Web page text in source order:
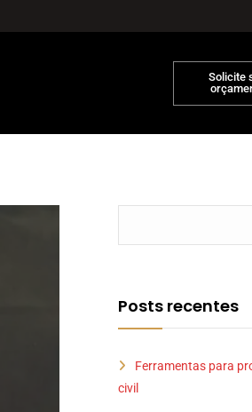
Solicite
Posts recentes
Ferramentas para
civil